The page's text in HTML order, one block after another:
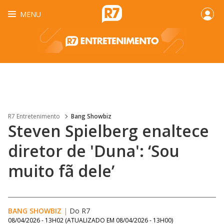
MENU
R7 Entretenimento Bang Showbiz
Steven Spielberg enaltece
diretor de 'Duna': ‘Sou
muito fã dele’
BANG SHOWBIZ | Do R7
08/04/2026 - 13H02 (ATUALIZADO EM 08/04/2026 - 13H00)